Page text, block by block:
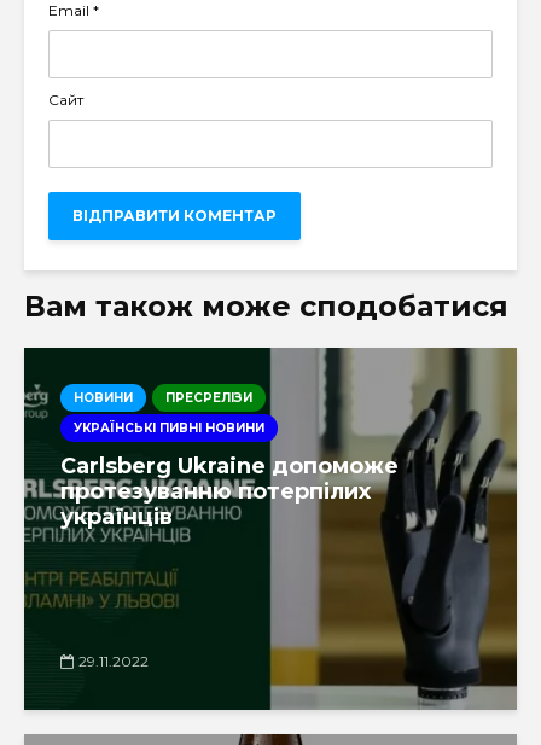
Email *
Сайт
Вам також може сподобатися
НОВИНИ
ПРЕСРЕЛІЗИ
УКРАЇНСЬКІ ПИВНІ НОВИНИ
Carlsberg Ukraine допоможе
протезуванню потерпілих
українців
29.11.2022